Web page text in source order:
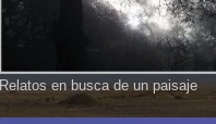
Relatos en busca de un paisaje